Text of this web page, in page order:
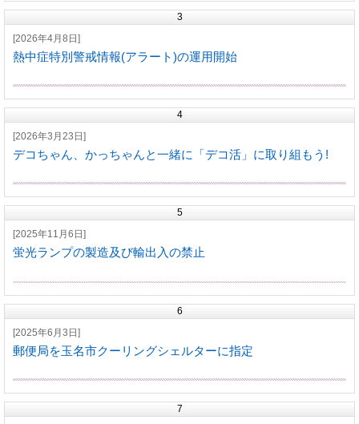
3
[2026年4月8日]
熱中症特別警戒情報(アラート)の運用開始
4
[2026年3月23日]
デコちゃん、かっちゃんと一緒に「デコ活」に取り組もう!
5
[2025年11月6日]
蛍光ランプの製造及び輸出入の禁止
6
[2025年6月3日]
郵便局を玉名市クーリングシェルターに指定
7